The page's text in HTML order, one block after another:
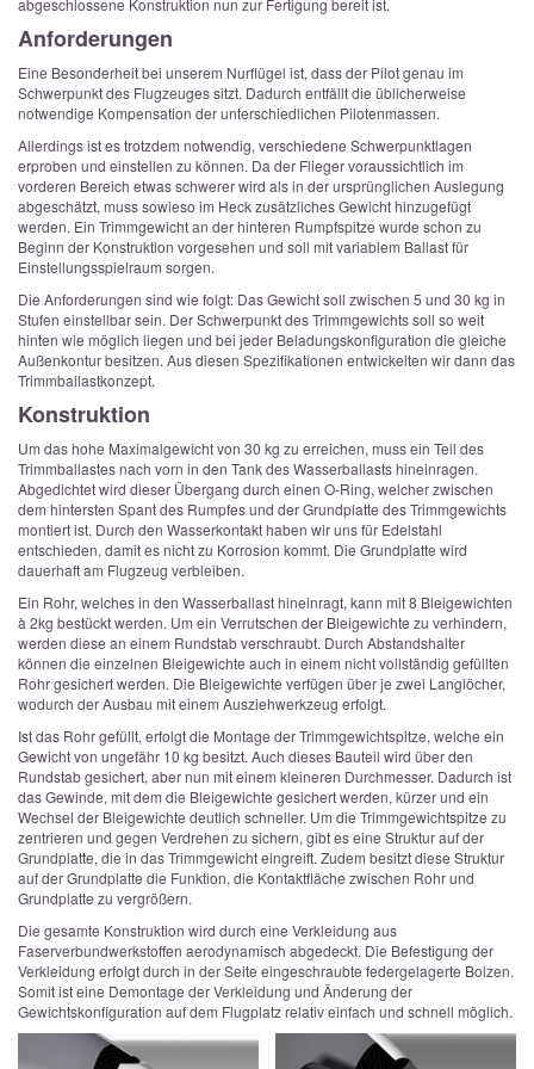
abgeschlossene Konstruktion nun zur Fertigung bereit ist.
Anforderungen
Eine Besonderheit bei unserem Nurflügel ist, dass der Pilot genau im
Schwerpunkt des Flugzeuges sitzt. Dadurch entfällt die üblicherweise
notwendige Kompensation der unterschiedlichen Pilotenmassen.
Allerdings ist es trotzdem notwendig, verschiedene Schwerpunktlagen
erproben und einstellen zu können. Da der Flieger voraussichtlich im
vorderen Bereich etwas schwerer wird als in der ursprünglichen Auslegung
abgeschätzt, muss sowieso im Heck zusätzliches Gewicht hinzugefügt
werden. Ein Trimmgewicht an der hinteren Rumpfspitze wurde schon zu
Beginn der Konstruktion vorgesehen und soll mit variablem Ballast für
Einstellungsspielraum sorgen.
Die Anforderungen sind wie folgt: Das Gewicht soll zwischen 5 und 30 kg in
Stufen einstellbar sein. Der Schwerpunkt des Trimmgewichts soll so weit
hinten wie möglich liegen und bei jeder Beladungskonfiguration die gleiche
Außenkontur besitzen. Aus diesen Spezifikationen entwickelten wir dann das
Trimmballastkonzept.
Konstruktion
Um das hohe Maximalgewicht von 30 kg zu erreichen, muss ein Teil des
Trimmballastes nach vorn in den Tank des Wasserballasts hineinragen.
Abgedichtet wird dieser Übergang durch einen O-Ring, welcher zwischen
dem hintersten Spant des Rumpfes und der Grundplatte des Trimmgewichts
montiert ist. Durch den Wasserkontakt haben wir uns für Edelstahl
entschieden, damit es nicht zu Korrosion kommt. Die Grundplatte wird
dauerhaft am Flugzeug verbleiben.
Ein Rohr, welches in den Wasserballast hineinragt, kann mit 8 Bleigewichten
à 2kg bestückt werden. Um ein Verrutschen der Bleigewichte zu verhindern,
werden diese an einem Rundstab verschraubt. Durch Abstandshalter
können die einzelnen Bleigewichte auch in einem nicht vollständig gefüllten
Rohr gesichert werden. Die Bleigewichte verfügen über je zwei Langlöcher,
wodurch der Ausbau mit einem Ausziehwerkzeug erfolgt.
Ist das Rohr gefüllt, erfolgt die Montage der Trimmgewichtspitze, welche ein
Gewicht von ungefähr 10 kg besitzt. Auch dieses Bauteil wird über den
Rundstab gesichert, aber nun mit einem kleineren Durchmesser. Dadurch ist
das Gewinde, mit dem die Bleigewichte gesichert werden, kürzer und ein
Wechsel der Bleigewichte deutlich schneller. Um die Trimmgewichtspitze zu
zentrieren und gegen Verdrehen zu sichern, gibt es eine Struktur auf der
Grundplatte, die in das Trimmgewicht eingreift. Zudem besitzt diese Struktur
auf der Grundplatte die Funktion, die Kontaktfläche zwischen Rohr und
Grundplatte zu vergrößern.
Die gesamte Konstruktion wird durch eine Verkleidung aus
Faserverbundwerkstoffen aerodynamisch abgedeckt. Die Befestigung der
Verkleidung erfolgt durch in der Seite eingeschraubte federgelagerte Bolzen.
Somit ist eine Demontage der Verkleidung und Änderung der
Gewichtskonfiguration auf dem Flugplatz relativ einfach und schnell möglich.